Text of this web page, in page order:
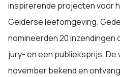
inspirerende projecten voor
Gelderse leefomgeving.
nomineerden 20 inzendingen
jury- en een publieksprijs. De
november bekend en